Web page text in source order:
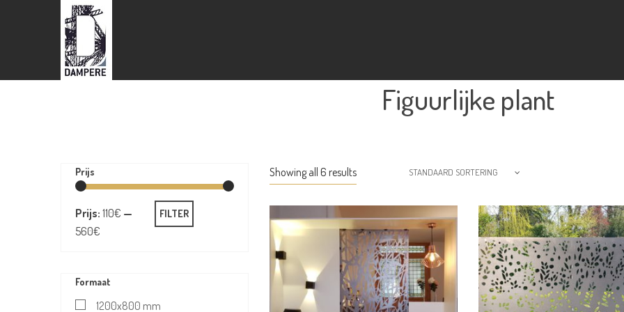
Figuurlijke plant
Prijs
Prijs: 110€ —
560€
FILTER
Formaat
1200x800 mm
Showing all 6 results STANDAARD SORTERING